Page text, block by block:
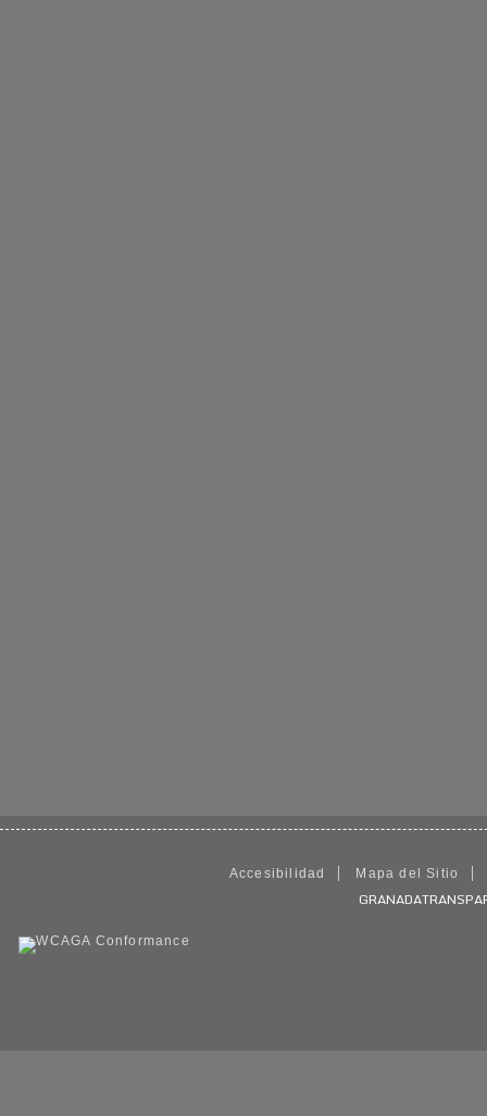
Accesibilidad Mapa del Sitio